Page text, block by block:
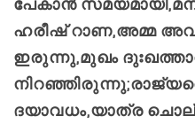
ഹരീഷ് റാണ,അമ്മ
ഇരുന്നു,മുഖം
ദയാവധം,യാത്ര